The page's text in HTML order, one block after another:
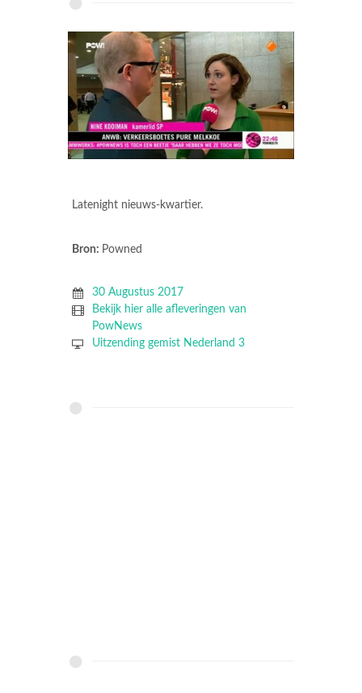
Latenight nieuws-kwartier.
Bron: Powned
30 Augustus 2017
Bekijk hier alle afleveringen van
PowNews
Uitzending gemist Nederland 3